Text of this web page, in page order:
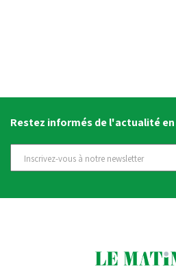
Restez informés de l'actualité